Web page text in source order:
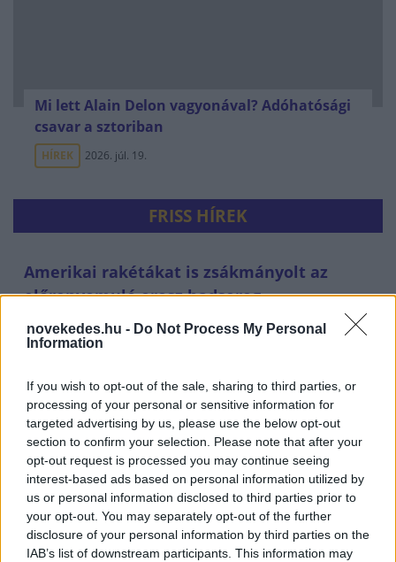
novekedes.hu - Do Not Process My Personal
Information
If you wish to opt-out of the sale, sharing to third parties, or
processing of your personal or sensitive information for
targeted advertising by us, please use the below opt-out
section to confirm your selection. Please note that after your
opt-out request is processed you may continue seeing
interest-based ads based on personal information utilized by
us or personal information disclosed to third parties prior to
your opt-out. You may separately opt-out of the further
disclosure of your personal information by third parties on the
IAB’s list of downstream participants. This information may
Mi lett Alain Delon vagyonával? Adóhatósági
csavar a sztoriban
HÍREK 2026. júl. 19.
FRISS HÍREK
Amerikai rakétákat is zsákmányolt az
előrenyomuló orosz hadsereg
HÍREK 35 perce
Tetőzik a hőség: ma ismét 40 fok felett lesz a